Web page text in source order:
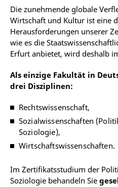
Die zunehmende globale
Wirtschaft und Kultur ist eine
Herausforderungen unserer
wie es die
Erfurt anbietet, wird deshalb
Als einzige Fakultät in
drei Disziplinen:
Rechtswissenschaft,
Sozialwissenschaften
Soziologie),
Wirtschaftswissenschaften.
Im Zertifikatsstudium der
Soziologie behandeln Sie